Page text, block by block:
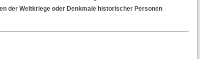
der Weltkriege oder Denkmale historischer Personen